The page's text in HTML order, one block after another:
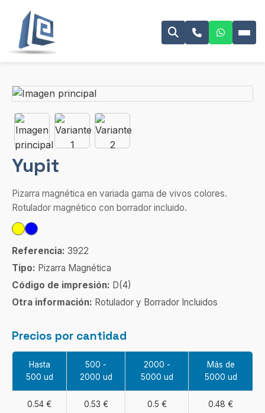
Yupit
Pizarra magnética en variada gama de vivos colores.
Rotulador magnético con borrador incluido.
Referencia: 3922
Tipo: Pizarra Magnética
Código de impresión: D(4)
Otra información: Rotulador y Borrador Incluidos
Precios por cantidad
Hasta
500 ud
500 -
2000 ud
2000 -
5000 ud
Más de
5000 ud
0.54 € 0.53 € 0.5 € 0.48 €